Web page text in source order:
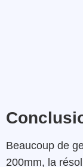
Beaucoup de
200mm, la